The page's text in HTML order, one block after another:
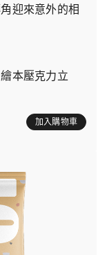
迎來意外的相
本壓克力立
加入購物車